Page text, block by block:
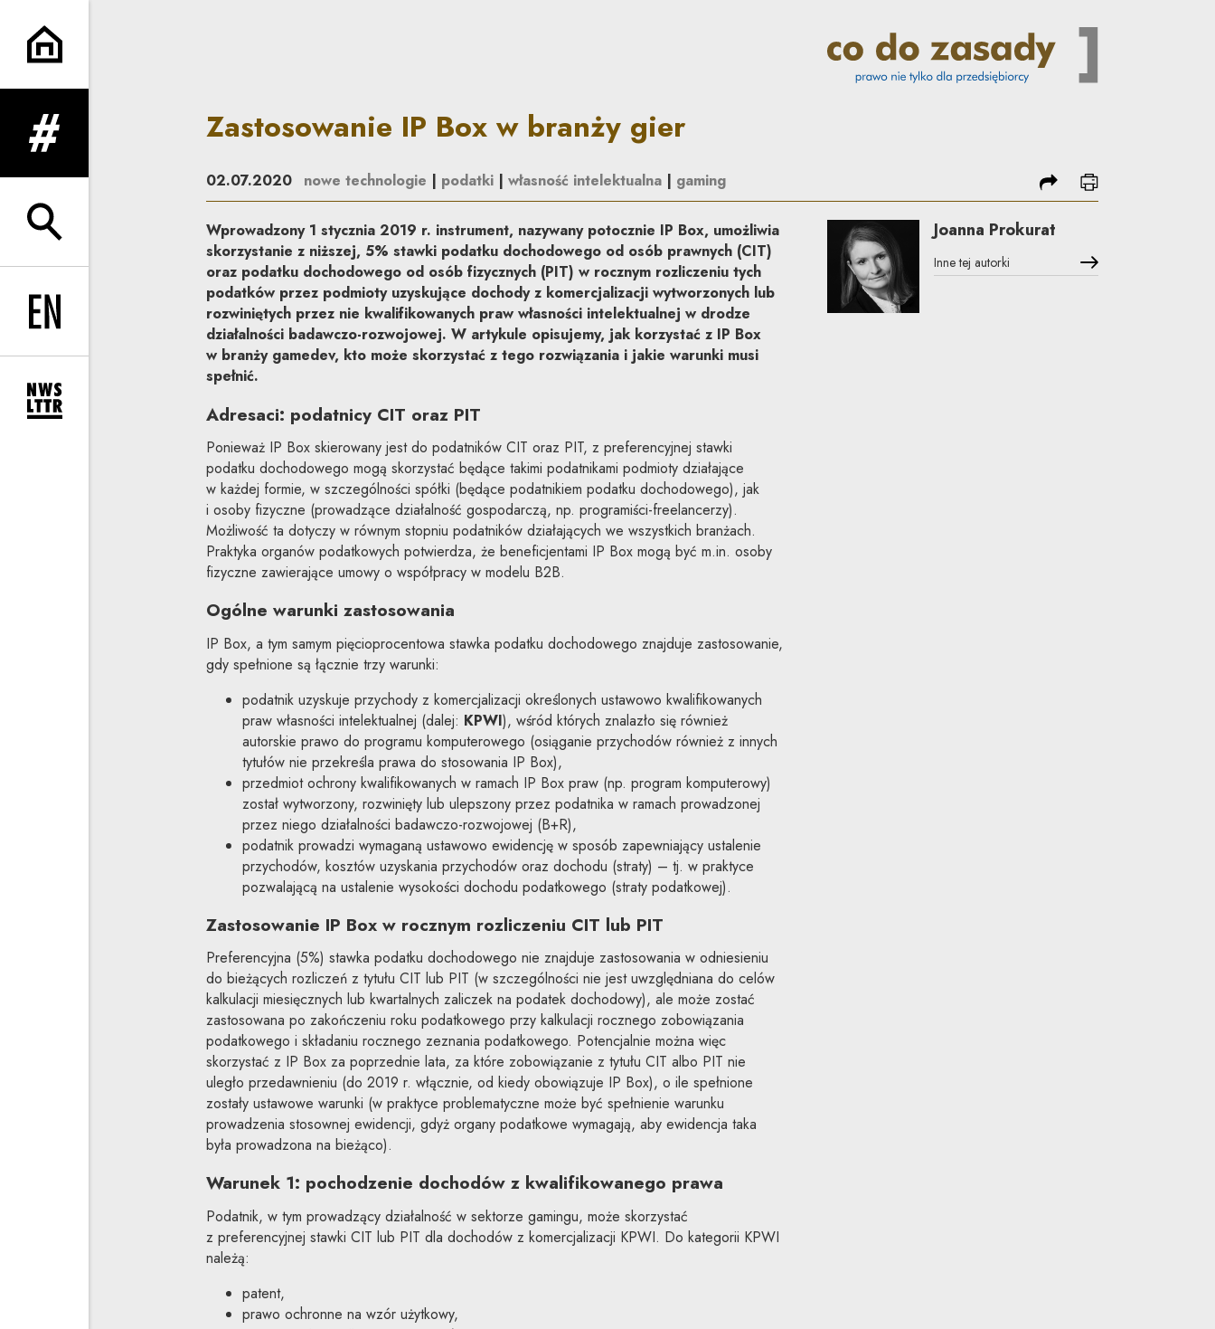
Zastosowanie IP Box w branży gier | Co do zasady
rozwiń menu
rozwiń wyszukiwarkę
Change language to EN
rozwiń formularz zapisu na newsletter
Zastosowanie IP Box w branży gier
02.07.2020 nowe technologie | podatki| własność intelektualna| gaming podziel się
drukuj
Wprowadzony 1 stycznia 2019 r. instrument, nazywany potocznie IP Box, umożliwia
skorzystanie z niższej, 5% stawki podatku dochodowego od osób prawnych (CIT)
oraz podatku dochodowego od osób fizycznych (PIT) w rocznym rozliczeniu tych
podatków przez podmioty uzyskujące dochody z komercjalizacji wytworzonych lub
rozwiniętych przez nie kwalifikowanych praw własności intelektualnej w drodze
działalności badawczo-rozwojowej. W artykule opisujemy, jak korzystać z IP Box
w branży gamedev, kto może skorzystać z tego rozwiązania i jakie warunki musi
spełnić.
Adresaci: podatnicy CIT oraz PIT
Ponieważ IP Box skierowany jest do podatników CIT oraz PIT, z preferencyjnej stawki
podatku dochodowego mogą skorzystać będące takimi podatnikami podmioty działające
w każdej formie, w szczególności spółki (będące podatnikiem podatku dochodowego), jak
i osoby fizyczne (prowadzące działalność gospodarczą, np. programiści-freelancerzy).
Możliwość ta dotyczy w równym stopniu podatników działających we wszystkich branżach.
Praktyka organów podatkowych potwierdza, że beneficjentami IP Box mogą być m.in. osoby
fizyczne zawierające umowy o współpracy w modelu B2B.
Ogólne warunki zastosowania
IP Box, a tym samym pięcioprocentowa stawka podatku dochodowego znajduje zastosowanie,
gdy spełnione są łącznie trzy warunki:
podatnik uzyskuje przychody z komercjalizacji określonych ustawowo kwalifikowanych
praw własności intelektualnej (dalej: KPWI), wśród których znalazło się również
autorskie prawo do programu komputerowego (osiąganie przychodów również z innych
tytułów nie przekreśla prawa do stosowania IP Box),
przedmiot ochrony kwalifikowanych w ramach IP Box praw (np. program komputerowy)
został wytworzony, rozwinięty lub ulepszony przez podatnika w ramach prowadzonej
przez niego działalności badawczo-rozwojowej (B+R),
podatnik prowadzi wymaganą ustawowo ewidencję w sposób zapewniający ustalenie
przychodów, kosztów uzyskania przychodów oraz dochodu (straty) – tj. w praktyce
pozwalającą na ustalenie wysokości dochodu podatkowego (straty podatkowej).
Zastosowanie IP Box w rocznym rozliczeniu CIT lub PIT
Preferencyjna (5%) stawka podatku dochodowego nie znajduje zastosowania w odniesieniu
do bieżących rozliczeń z tytułu CIT lub PIT (w szczególności nie jest uwzględniana do celów
kalkulacji miesięcznych lub kwartalnych zaliczek na podatek dochodowy), ale może zostać
zastosowana po zakończeniu roku podatkowego przy kalkulacji rocznego zobowiązania
podatkowego i składaniu rocznego zeznania podatkowego. Potencjalnie można więc
skorzystać z IP Box za poprzednie lata, za które zobowiązanie z tytułu CIT albo PIT nie
uległo przedawnieniu (do 2019 r. włącznie, od kiedy obowiązuje IP Box), o ile spełnione
zostały ustawowe warunki (w praktyce problematyczne może być spełnienie warunku
prowadzenia stosownej ewidencji, gdyż organy podatkowe wymagają, aby ewidencja taka
była prowadzona na bieżąco).
Warunek 1: pochodzenie dochodów z kwalifikowanego prawa
Podatnik, w tym prowadzący działalność w sektorze gamingu, może skorzystać
z preferencyjnej stawki CIT lub PIT dla dochodów z komercjalizacji KPWI. Do kategorii KPWI
należą:
patent,
prawo ochronne na wzór użytkowy,
Joanna Prokurat
Inne tej autorki